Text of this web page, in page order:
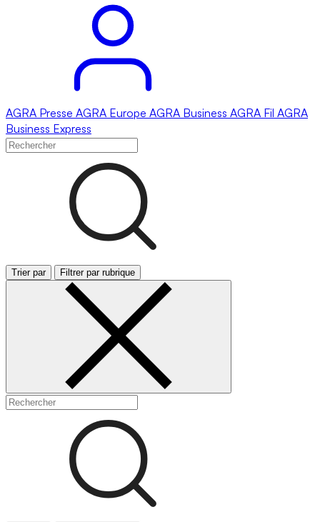
AGRA Presse AGRA Europe AGRA Business AGRA Fil AGRA
Business Express
Trier par Filtrer par rubrique